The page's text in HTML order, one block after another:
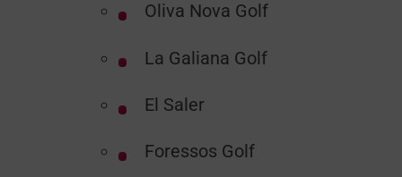
Oliva Nova Golf
La Galiana Golf
El Saler
Foressos Golf